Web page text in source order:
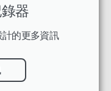
器
的更多資訊